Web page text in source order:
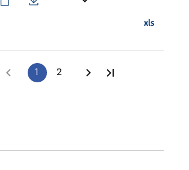
xls
Prva stranica
Prethodna stranica
1 2 Sledeća stranica